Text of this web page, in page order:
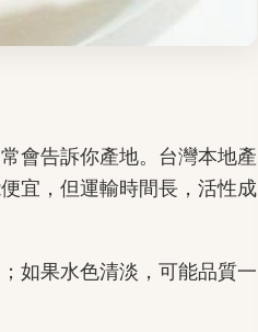
會告訴你產地。台灣本地產
宜，但運輸時間長，活性成
如果水色清淡，可能品質一